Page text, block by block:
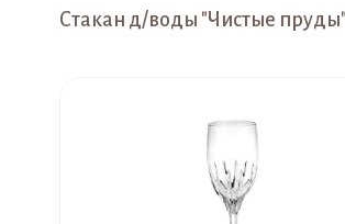
Стакан д/воды "Чистые пруды"